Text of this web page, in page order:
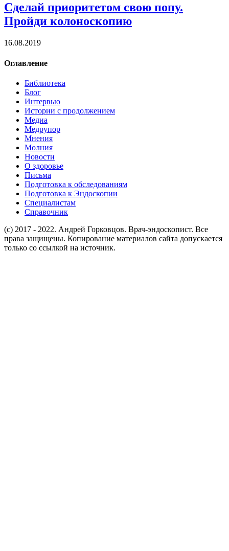
Сделай приоритетом свою попу.
Пройди колоноскопию
16.08.2019
Оглавление
Библиотека
Блог
Интервью
Истории с продолжением
Медиа
Медрупор
Мнения
Молния
Новости
О здоровье
Письма
Подготовка к обследованиям
Подготовка к Эндоскопии
Специалистам
Справочник
(c) 2017 - 2022. Андрей Горковцов. Врач-эндоскопист. Все
права защищены. Копирование материалов сайта допускается
только со ссылкой на источник.